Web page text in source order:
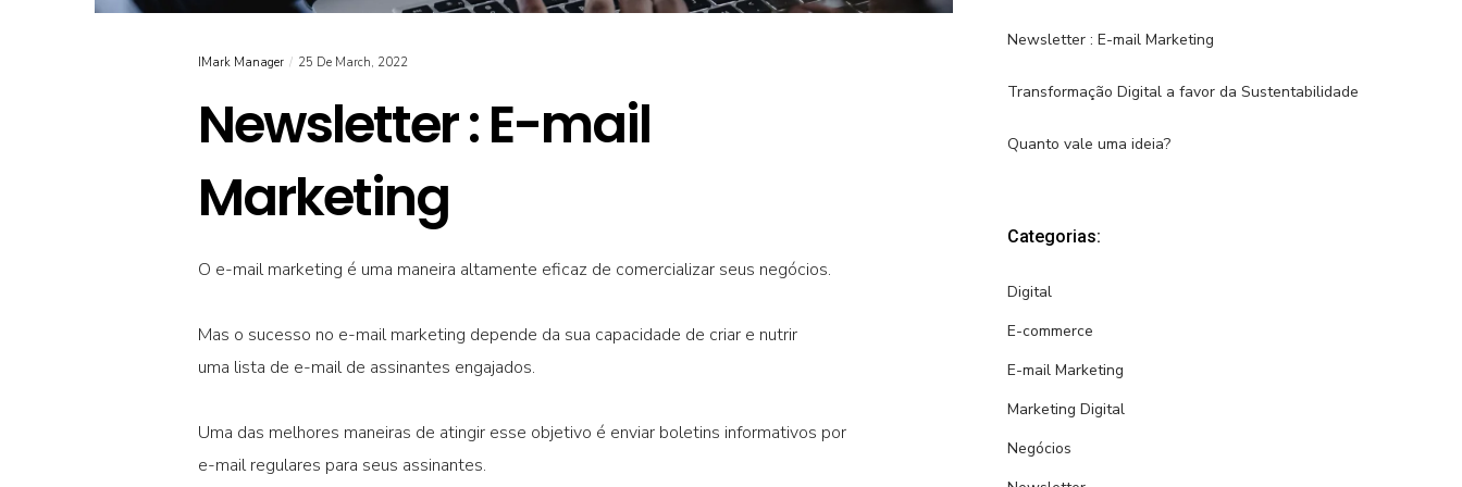
IMark Manager 25 De March, 2022
Newsletter : E-mail
Marketing
O e-mail marketing é uma maneira altamente eficaz de comercializar seus negócios.
Mas o sucesso no e-mail marketing depende da sua capacidade de criar e nutrir
uma lista de e-mail de assinantes engajados.
Uma das melhores maneiras de atingir esse objetivo é enviar boletins informativos por
e-mail regulares para seus assinantes.
Newsletter : E-mail Marketing
Transformação Digital a favor da Sustentabilidade
Quanto vale uma ideia?
Categorias:
Digital
E-commerce
E-mail Marketing
Marketing Digital
Negócios